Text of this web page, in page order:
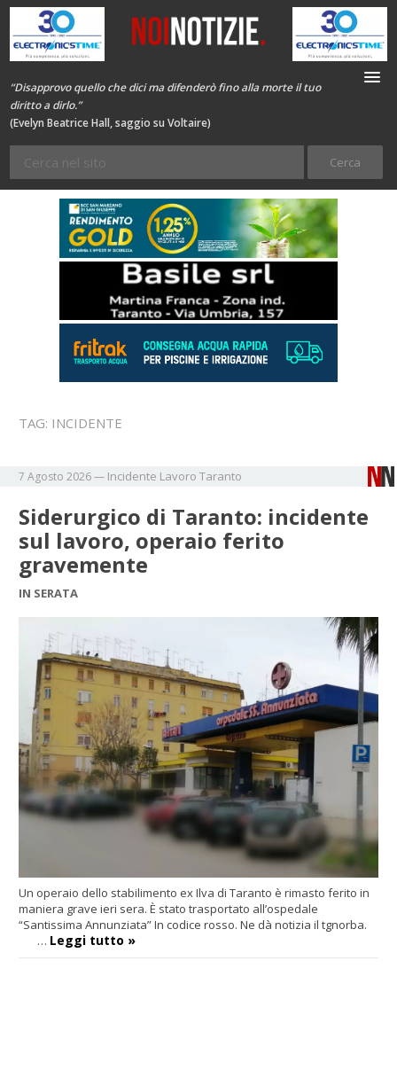
“Disapprovo quello che dici ma difenderò fino alla morte il tuo
diritto a dirlo.”
(Evelyn Beatrice Hall, saggio su Voltaire)
TAG: INCIDENTE
7 Agosto 2026— Incidente Lavoro Taranto
Siderurgico di Taranto: incidente
sul lavoro, operaio ferito
gravemente
IN SERATA
Un operaio dello stabilimento ex Ilva di Taranto è rimasto ferito in
maniera grave ieri sera. È stato trasportato all’ospedale
“Santissima Annunziata” In codice rosso. Ne dà notizia il tgnorba.
… Leggi tutto »